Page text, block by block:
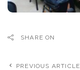
SHARE ON
PREVIOUS ARTICLE